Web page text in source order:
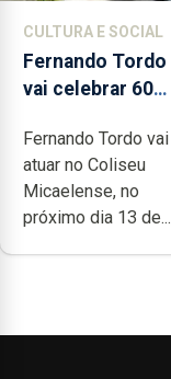
CULTURA E SOCIAL
Fernando Tordo
vai celebrar 60
no Coliseu
Micaelense
Fernando Tordo vai
atuar no Coliseu
Micaelense, no
próximo dia 13 de...